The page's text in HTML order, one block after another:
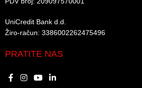
UniCredit Bank d.d.​
Žiro-račun: 3386002262475496​​
PRATITE NAS